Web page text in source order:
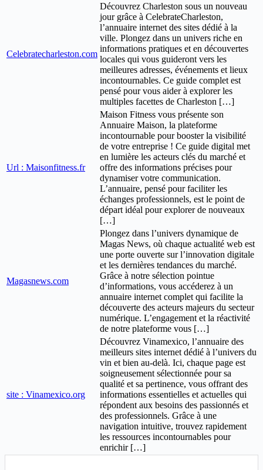
Celebratecharleston.com
Découvrez Charleston sous un nouveau
jour grâce à CelebrateCharleston,
l’annuaire internet des sites dédié à la
ville. Plongez dans un univers riche en
informations pratiques et en découvertes
locales qui vous guideront vers les
meilleures adresses, événements et lieux
incontournables. Ce guide complet est
pensé pour vous aider à explorer les
multiples facettes de Charleston […]
Url : Maisonfitness.fr
Maison Fitness vous présente son
Annuaire Maison, la plateforme
incontournable pour booster la visibilité
de votre entreprise ! Ce guide digital met
en lumière les acteurs clés du marché et
offre des informations précises pour
dynamiser votre communication.
L’annuaire, pensé pour faciliter les
échanges professionnels, est le point de
départ idéal pour explorer de nouveaux
[…]
Magasnews.com
Plongez dans l’univers dynamique de
Magas News, où chaque actualité web est
une porte ouverte sur l’innovation digitale
et les dernières tendances du marché.
Grâce à notre sélection pointue
d’informations, vous accéderez à un
annuaire internet complet qui facilite la
découverte des acteurs majeurs du secteur
numérique. L’engagement et la réactivité
de notre plateforme vous […]
site : Vinamexico.org
Découvrez Vinamexico, l’annuaire des
meilleurs sites internet dédié à l’univers du
vin et bien au-delà. Ici, chaque page est
soigneusement sélectionnée pour sa
qualité et sa pertinence, vous offrant des
informations essentielles et actuelles qui
répondent aux besoins des passionnés et
des professionnels. Grâce à une
navigation intuitive, trouvez rapidement
les ressources incontournables pour
enrichir […]